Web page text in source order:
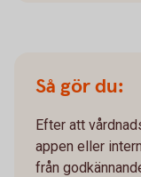
Så gör du:
Efter att
appen eller
från